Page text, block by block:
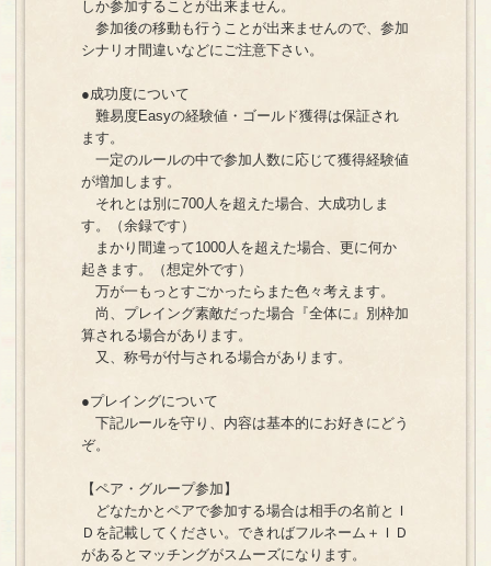
しか参加することが出来ません。
参加後の移動も行うことが出来ませんので、参加
シナリオ間違いなどにご注意下さい。
●成功度について
難易度Easyの経験値・ゴールド獲得は保証され
ます。
一定のルールの中で参加人数に応じて獲得経験値
が増加します。
それとは別に700人を超えた場合、大成功しま
す。（余録です）
まかり間違って1000人を超えた場合、更に何か
起きます。（想定外です）
万が一もっとすごかったらまた色々考えます。
尚、プレイング素敵だった場合『全体に』別枠加
算される場合があります。
又、称号が付与される場合があります。
●プレイングについて
下記ルールを守り、内容は基本的にお好きにどう
ぞ。
【ペア・グループ参加】
どなたかとペアで参加する場合は相手の名前とＩ
Ｄを記載してください。できればフルネーム＋ＩＤ
があるとマッチングがスムーズになります。